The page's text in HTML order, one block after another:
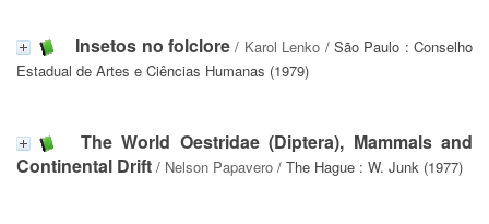
Insetos no folclore / Karol Lenko / São Paulo : Conselho
Estadual de Artes e Ciências Humanas (1979)
The World Oestridae (Diptera), Mammals and
Continental Drift / Nelson Papavero / The Hague : W. Junk (1977)